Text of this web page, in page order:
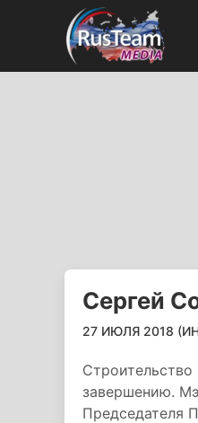
Сергей
27 ИЮЛЯ 2018
завершению.
Председателя